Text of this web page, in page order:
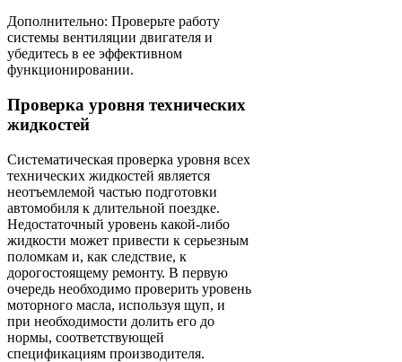
Дополнительно: Проверьте работу
системы вентиляции двигателя и
убедитесь в ее эффективном
функционировании.
Проверка уровня технических
жидкостей
Систематическая проверка уровня всех
технических жидкостей является
неотъемлемой частью подготовки
автомобиля к длительной поездке.
Недостаточный уровень какой-либо
жидкости может привести к серьезным
поломкам и, как следствие, к
дорогостоящему ремонту. В первую
очередь необходимо проверить уровень
моторного масла, используя щуп, и
при необходимости долить его до
нормы, соответствующей
спецификациям производителя.